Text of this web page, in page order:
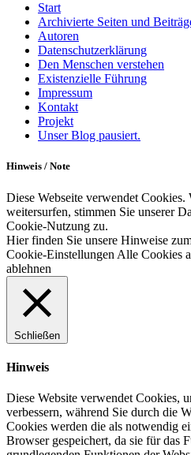
Start
Archivierte Seiten und
Autoren
Datenschutzerklärung
Den Menschen verstehen
Existenzielle Führung
Impressum
Kontakt
Projekt
Unser Blog pausiert.
Hinweis / Note
Diese Webseite verwendet Cookies.
weitersurfen, stimmen Sie unserer
Cookie-Nutzung zu.
Hier finden Sie unsere Hinweise
Cookie-Einstellungen Alle Cookies
ablehnen
Schließen
Hinweis
Diese Website verwendet Cookies,
verbessern, während Sie durch die
Cookies werden die als notwendig
Browser gespeichert, da sie für das